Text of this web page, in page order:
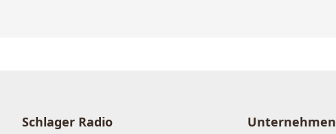
Schlager Radio Unternehmen